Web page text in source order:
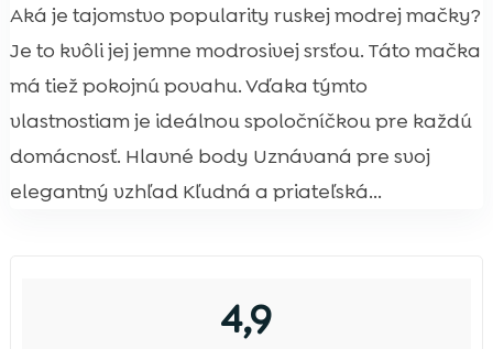
Aká je tajomstvo popularity ruskej modrej mačky?
Je to kvôli jej jemne modrosivej srsťou. Táto mačka
má tiež pokojnú povahu. Vďaka týmto
vlastnostiam je ideálnou spoločníčkou pre každú
domácnosť. Hlavné body Uznávaná pre svoj
elegantný vzhľad Kľudná a priateľská...
4,9